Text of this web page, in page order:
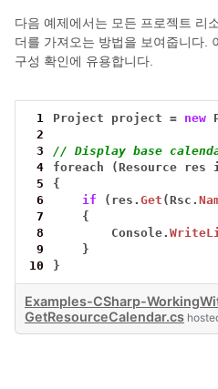
다음 예제에서는 모든 프로젝트 리
더를 가져오는 방법을 보여줍니다.
구성 확인에 유용합니다.
1 Project project = new
2
3
// Display base
4
foreach (Resource res
5
{
6
if (res.Get (Rsc.
7
{
8
Console.
9
}
10
}
Examples-CSharp-
GetResourceCalendar.cs